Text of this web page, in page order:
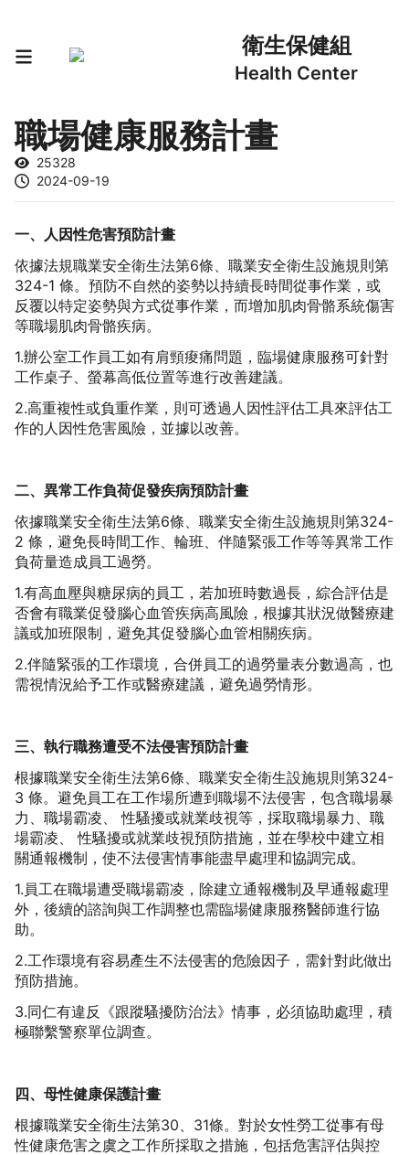
衛生保健組
Health Center
職場健康服務計畫
25328
2024-09-19
一、人因性危害預防計畫
依據法規職業安全衛生法第6條、職業安全衛生設施規則第
324-1 條。預防不自然的姿勢以持續長時間從事作業，或
反覆以特定姿勢與方式從事作業，而增加肌肉骨骼系統傷害
等職場肌肉骨骼疾病。
1.辦公室工作員工如有肩頸痠痛問題，臨場健康服務可針對
工作桌子、螢幕高低位置等進行改善建議。
2.高重複性或負重作業，則可透過人因性評估工具來評估工
作的人因性危害風險，並據以改善。
二、異常工作負荷促發疾病預防計畫
依據職業安全衛生法第6條、職業安全衛生設施規則第324-
2 條，避免長時間工作、輪班、伴隨緊張工作等等異常工作
負荷量造成員工過勞。
1.有高血壓與糖尿病的員工，若加班時數過長，綜合評估是
否會有職業促發腦心血管疾病高風險，根據其狀況做醫療建
議或加班限制，避免其促發腦心血管相關疾病。
2.伴隨緊張的工作環境，合併員工的過勞量表分數過高，也
需視情況給予工作或醫療建議，避免過勞情形。
三、執行職務遭受不法侵害預防計畫
根據職業安全衛生法第6條、職業安全衛生設施規則第324-
3 條。避免員工在工作場所遭到職場不法侵害，包含職場暴
力、職場霸凌、 性騷擾或就業歧視等，採取職場暴力、職
場霸凌、 性騷擾或就業歧視預防措施，並在學校中建立相
關通報機制，使不法侵害情事能盡早處理和協調完成。
1.員工在職場遭受職場霸凌，除建立通報機制及早通報處理
外，後續的諮詢與工作調整也需臨場健康服務醫師進行協
助。
2.工作環境有容易產生不法侵害的危險因子，需針對此做出
預防措施。
3.同仁有違反《跟蹤騷擾防治法》情事，必須協助處理，積
極聯繫警察單位調查。
四、母性健康保護計畫
根據職業安全衛生法第30、31條。對於女性勞工從事有母
性健康危害之虞之工作所採取之措施，包括危害評估與控